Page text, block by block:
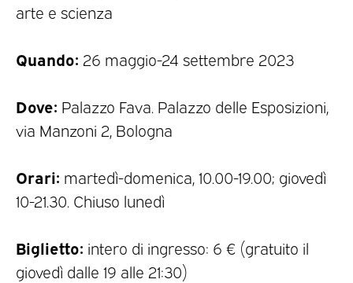
arte e scienza
Quando: 26 maggio-24 settembre 2023
Dove: Palazzo Fava. Palazzo delle Esposizioni,
via Manzoni 2, Bologna
Orari: martedì-domenica, 10.00-19.00; giovedì
10-21.30. Chiuso lunedì
Biglietto: intero di ingresso: 6 € (gratuito il
giovedì dalle 19 alle 21:30)